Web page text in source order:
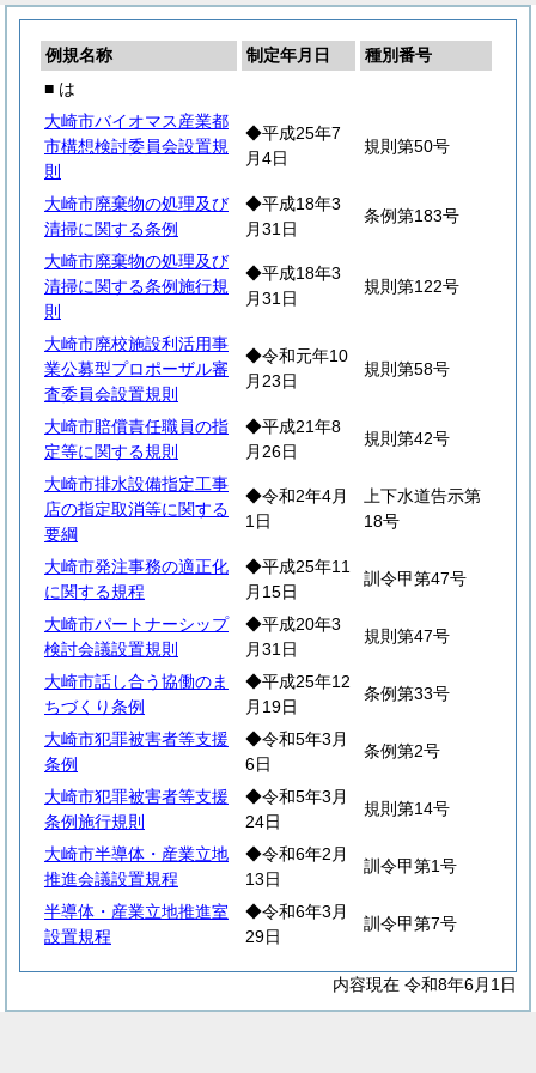
例規名称 制定年月日
種別番号
■ は
大崎市バイオマス産業都
市構想検討委員会設置規
則
◆平成25年7
月4日
規則第50号
大崎市廃棄物の処理及び
清掃に関する条例
◆平成18年3
月31日
条例第183号
大崎市廃棄物の処理及び
清掃に関する条例施行規
則
◆平成18年3
月31日
規則第122号
大崎市廃校施設利活用事
業公募型プロポーザル審
査委員会設置規則
◆令和元年10
月23日
規則第58号
大崎市賠償責任職員の指
定等に関する規則
◆平成21年8
月26日
規則第42号
大崎市排水設備指定工事
店の指定取消等に関する
要綱
◆令和2年4月
1日
上下水道告示第
18号
大崎市発注事務の適正化
に関する規程
◆平成25年11
月15日
訓令甲第47号
大崎市パートナーシップ
検討会議設置規則
◆平成20年3
月31日
規則第47号
大崎市話し合う協働のま
ちづくり条例
◆平成25年12
月19日
条例第33号
大崎市犯罪被害者等支援
条例
◆令和5年3月
6日
条例第2号
大崎市犯罪被害者等支援
条例施行規則
◆令和5年3月
24日
規則第14号
大崎市半導体・産業立地
推進会議設置規程
◆令和6年2月
13日
訓令甲第1号
半導体・産業立地推進室
設置規程
◆令和6年3月
29日
訓令甲第7号
内容現在 令和8年6月1日